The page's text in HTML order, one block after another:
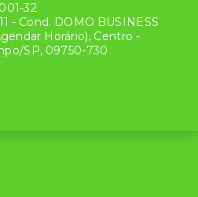
32
- Cond. DOMO BUSINESS
Horário), Centro -
SP, 09750-730